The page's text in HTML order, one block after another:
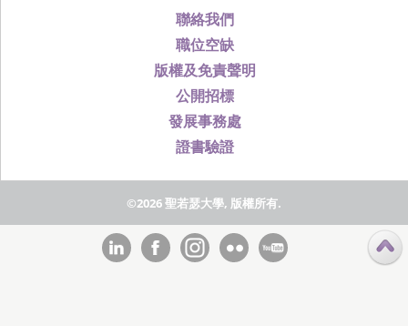
聯絡我們
職位空缺
版權及免責聲明
公開招標
發展事務處
證書驗證
©2026 聖若瑟大學, 版權所有.